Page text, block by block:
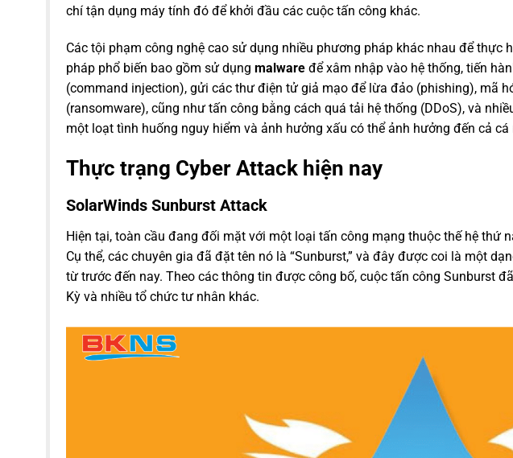
chí tận dụng máy tính đó để khởi đầu các cuộc tấn công khác.
Các tội phạm công nghệ cao sử dụng nhiều phương pháp khác nhau để thực
pháp phổ biến bao gồm sử dụng malware để xâm nhập vào hệ thống, tiến
(command injection), gửi các thư điện tử giả mạo để lừa đảo (phishing), mã
(ransomware), cũng như tấn công bằng cách quá tải hệ thống (DDoS), và
một loạt tình huống nguy hiểm và ảnh hưởng xấu có thể ảnh hưởng đến cả
Thực trạng Cyber Attack hiện nay
SolarWinds Sunburst Attack
Hiện tại, toàn cầu đang đối mặt với một loại tấn công mạng thuộc thế hệ thứ
Cụ thể, các chuyên gia đã đặt tên nó là “Sunburst,” và đây được coi là một
từ trước đến nay. Theo các thông tin được công bố, cuộc tấn công Sunburst
Kỳ và nhiều tổ chức tư nhân khác.